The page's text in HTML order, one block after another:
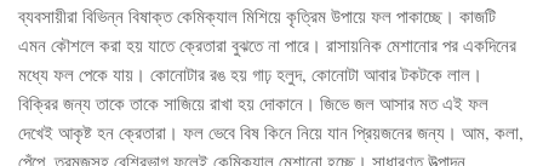
ব্যবসায়ীরা বিভিন্ন বিষাক্ত কেমিক্যাল মিশিয়ে কৃত্রিম উপায়ে ফল পাকাচ্ছে। কাজটি
এমন কৌশলে করা হয় যাতে ক্রেতারা বুঝতে না পারে। রাসায়নিক মেশানোর পর একদিনের
মধ্যে ফল পেকে যায়। কোনোটার রঙ হয় গাঢ় হলুদ, কোনোটা আবার টকটকে লাল।
বিক্রির জন্য তাকে তাকে সাজিয়ে রাখা হয় দোকানে। জিভে জল আসার মত এই ফল
দেখেই আকৃষ্ট হন ক্রেতারা। ফল ভেবে বিষ কিনে নিয়ে যান প্রিয়জনের জন্য। আম, কলা,
পেঁপে, তরমুজসহ বেশিরভাগ ফলেই কেমিক্যাল মেশানো হচ্ছে। সাধারণত উত্পাদন